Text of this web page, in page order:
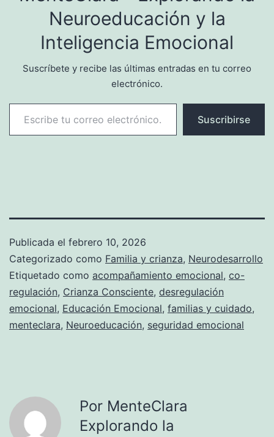
Neuroeducación y la
Inteligencia Emocional
Suscríbete y recibe las últimas entradas en tu correo
electrónico.
Escribe tu correo electrónico…
Suscribirse
Publicada el febrero 10, 2026
Categorizado como Familia y crianza, Neurodesarrollo
Etiquetado como acompañamiento emocional, co-
regulación, Crianza Consciente, desregulación
emocional, Educación Emocional, familias y cuidado,
menteclara, Neuroeducación, seguridad emocional
Por MenteClara
Explorando la